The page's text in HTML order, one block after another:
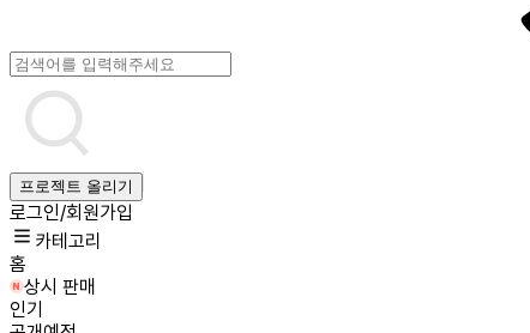
프로젝트 올리기
로그인/회원가입
카테고리
홈
상시 판매
인기